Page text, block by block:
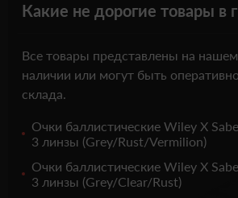
Какие не дорогие товары в
Все товары представлены на
наличии или могут быть
склада.
Очки баллистические Wiley X
3 линзы (Grey/Rust/Vermilion)
Очки баллистические Wiley X
3 линзы (Grey/Clear/Rust)